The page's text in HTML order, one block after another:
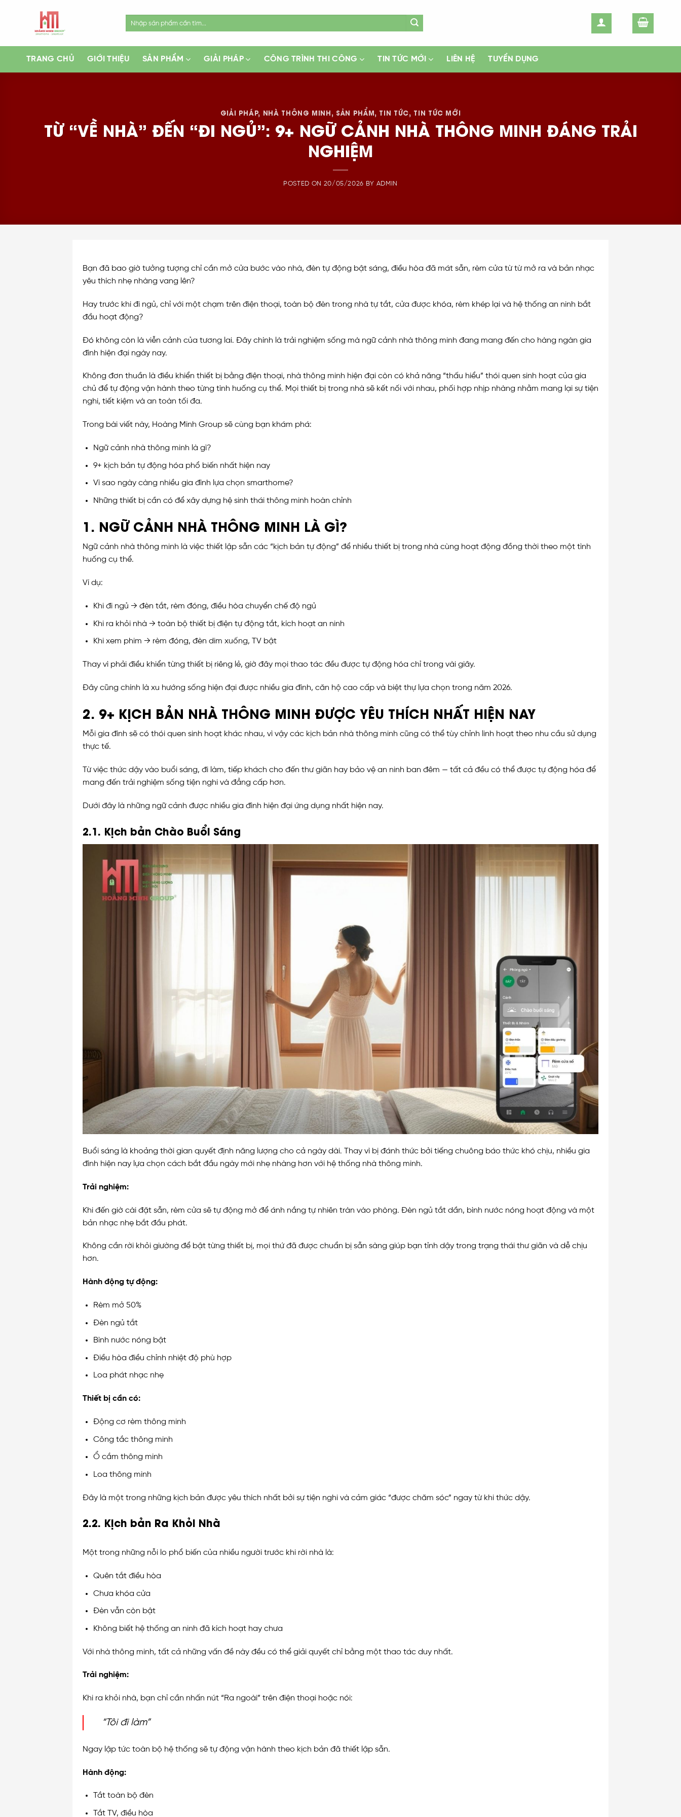
TRANG CHỦ GIỚI THIỆU SẢN PHẨM GIẢI PHÁP CÔNG TRÌNH THI CÔNG TIN TỨC MỚI LIÊN HỆ TUYỂN DỤNG
GIẢI PHÁP, NHÀ THÔNG MINH, SẢN PHẨM, TIN TỨC, TIN TỨC MỚI
TỪ “VỀ NHÀ” ĐẾN “ĐI NGỦ”: 9+ NGỮ CẢNH NHÀ THÔNG MINH ĐÁNG TRẢI
NGHIỆM
POSTED ON 20/05/2026 BY ADMIN
Bạn đã bao giờ tưởng tượng chỉ cần mở cửa bước vào nhà, đèn tự động bật sáng, điều hòa đã mát sẵn, rèm cửa từ từ mở ra và bản nhạc
yêu thích nhẹ nhàng vang lên?
Hay trước khi đi ngủ, chỉ với một chạm trên điện thoại, toàn bộ đèn trong nhà tự tắt, cửa được khóa, rèm khép lại và hệ thống an ninh bắt
đầu hoạt động?
Đó không còn là viễn cảnh của tương lai. Đây chính là trải nghiệm sống mà ngữ cảnh nhà thông minh đang mang đến cho hàng ngàn gia
đình hiện đại ngày nay.
Không đơn thuần là điều khiển thiết bị bằng điện thoại, nhà thông minh hiện đại còn có khả năng “thấu hiểu” thói quen sinh hoạt của gia
chủ để tự động vận hành theo từng tình huống cụ thể. Mọi thiết bị trong nhà sẽ kết nối với nhau, phối hợp nhịp nhàng nhằm mang lại sự tiện
nghi, tiết kiệm và an toàn tối đa.
Trong bài viết này, Hoàng Minh Group sẽ cùng bạn khám phá:
Ngữ cảnh nhà thông minh là gì?
9+ kịch bản tự động hóa phổ biến nhất hiện nay
Vì sao ngày càng nhiều gia đình lựa chọn smarthome?
Những thiết bị cần có để xây dựng hệ sinh thái thông minh hoàn chỉnh
1. NGỮ CẢNH NHÀ THÔNG MINH LÀ GÌ?
Ngữ cảnh nhà thông minh là việc thiết lập sẵn các “kịch bản tự động” để nhiều thiết bị trong nhà cùng hoạt động đồng thời theo một tình
huống cụ thể.
Ví dụ:
Khi đi ngủ → đèn tắt, rèm đóng, điều hòa chuyển chế độ ngủ
Khi ra khỏi nhà → toàn bộ thiết bị điện tự động tắt, kích hoạt an ninh
Khi xem phim → rèm đóng, đèn dim xuống, TV bật
Thay vì phải điều khiển từng thiết bị riêng lẻ, giờ đây mọi thao tác đều được tự động hóa chỉ trong vài giây.
Đây cũng chính là xu hướng sống hiện đại được nhiều gia đình, căn hộ cao cấp và biệt thự lựa chọn trong năm 2026.
2. 9+ KỊCH BẢN NHÀ THÔNG MINH ĐƯỢC YÊU THÍCH NHẤT HIỆN NAY
Mỗi gia đình sẽ có thói quen sinh hoạt khác nhau, vì vậy các kịch bản nhà thông minh cũng có thể tùy chỉnh linh hoạt theo nhu cầu sử dụng
thực tế.
Từ việc thức dậy vào buổi sáng, đi làm, tiếp khách cho đến thư giãn hay bảo vệ an ninh ban đêm — tất cả đều có thể được tự động hóa để
mang đến trải nghiệm sống tiện nghi và đẳng cấp hơn.
Dưới đây là những ngữ cảnh được nhiều gia đình hiện đại ứng dụng nhất hiện nay.
2.1. Kịch bản Chào Buổi Sáng
Buổi sáng là khoảng thời gian quyết định năng lượng cho cả ngày dài. Thay vì bị đánh thức bởi tiếng chuông báo thức khó chịu, nhiều gia
đình hiện nay lựa chọn cách bắt đầu ngày mới nhẹ nhàng hơn với hệ thống nhà thông minh.
Trải nghiệm:
Khi đến giờ cài đặt sẵn, rèm cửa sẽ tự động mở để ánh nắng tự nhiên tràn vào phòng. Đèn ngủ tắt dần, bình nước nóng hoạt động và một
bản nhạc nhẹ bắt đầu phát.
Không cần rời khỏi giường để bật từng thiết bị, mọi thứ đã được chuẩn bị sẵn sàng giúp bạn tỉnh dậy trong trạng thái thư giãn và dễ chịu
hơn.
Hành động tự động:
Rèm mở 50%
Đèn ngủ tắt
Bình nước nóng bật
Điều hòa điều chỉnh nhiệt độ phù hợp
Loa phát nhạc nhẹ
Thiết bị cần có:
Động cơ rèm thông minh
Công tắc thông minh
Ổ cắm thông minh
Loa thông minh
Đây là một trong những kịch bản được yêu thích nhất bởi sự tiện nghi và cảm giác “được chăm sóc” ngay từ khi thức dậy.
2.2. Kịch bản Ra Khỏi Nhà
Một trong những nỗi lo phổ biến của nhiều người trước khi rời nhà là:
Quên tắt điều hòa
Chưa khóa cửa
Đèn vẫn còn bật
Không biết hệ thống an ninh đã kích hoạt hay chưa
Với nhà thông minh, tất cả những vấn đề này đều có thể giải quyết chỉ bằng một thao tác duy nhất.
Trải nghiệm:
Khi ra khỏi nhà, bạn chỉ cần nhấn nút “Ra ngoài” trên điện thoại hoặc nói:
“Tôi đi làm”
Ngay lập tức toàn bộ hệ thống sẽ tự động vận hành theo kịch bản đã thiết lập sẵn.
Hành động:
Tắt toàn bộ đèn
Tắt TV, điều hòa